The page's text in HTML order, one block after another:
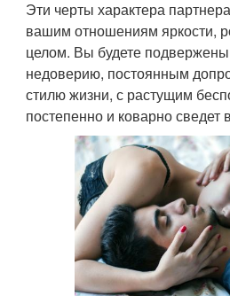
Эти черты характера
вашим отношениям яркости,
целом. Вы будете подвержены
недоверию, постоянным
стилю жизни, с растущим
постепенно и коварно сведет